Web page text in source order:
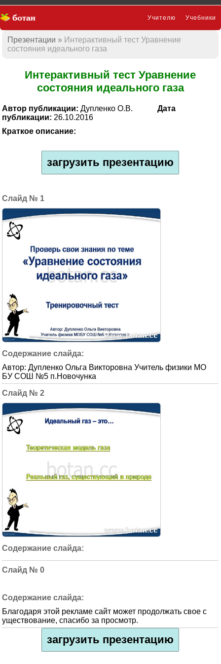
Учебники
Учителю
Презентации
Презентации
Интерактивный тест Уравнение
состояния идеального газа
Интерактивный тест Уравнение
состояния идеального газа
Автор публикации: Дупленко О.В.
Дата
публикации: 26.10.2016
Краткое описание:
загрузить презентацию
1
Автор: Дупленко Ольга Викторовна Учитель физики МО
БУ СОШ №5 п.Новочунка
2
0
Благодаря этой рекламе сайт может продолжать свое с
уществование, спасибо за просмотр.
загрузить презентацию